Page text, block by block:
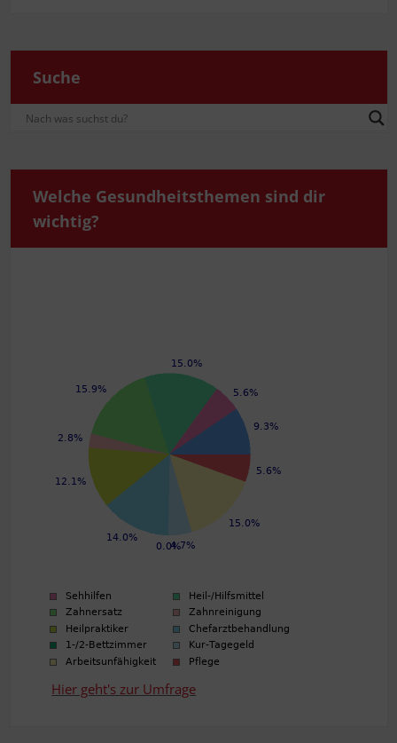
Suche
Wel­che Gesund­heits­the­men sind dir
wichtig?
Hier geht's zur Umfrage